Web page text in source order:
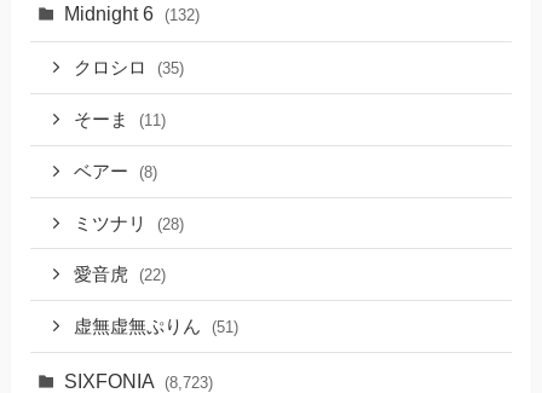
Midnight 6 (132)
クロシロ (35)
そーま (11)
ベアー (8)
ミツナリ (28)
愛音虎 (22)
虚無虚無ぷりん (51)
SIXFONIA (8,723)